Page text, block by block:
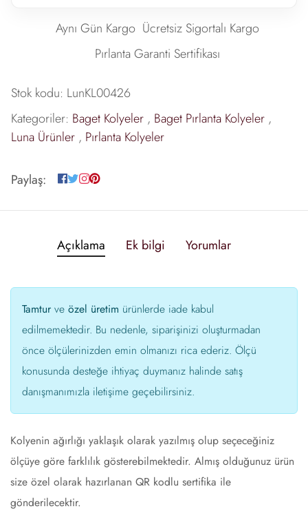
Aynı Gün Kargo Ücretsiz Sigortalı Kargo
Pırlanta Garanti Sertifikası
Stok kodu: LunKL00426
Kategoriler: Baget Kolyeler , Baget Pırlanta Kolyeler ,
Luna Ürünler , Pırlanta Kolyeler
Paylaş:
Açıklama Ek bilgi Yorumlar
Tamtur ve özel üretim ürünlerde iade kabul
edilmemektedir. Bu nedenle, siparişinizi oluşturmadan
önce ölçülerinizden emin olmanızı rica ederiz. Ölçü
konusunda desteğe ihtiyaç duymanız halinde satış
danışmanımızla iletişime geçebilirsiniz.
Kolyenin ağırlığı yaklaşık olarak yazılmış olup seçeceğiniz
ölçüye göre farklılık gösterebilmektedir. Almış olduğunuz ürün
size özel olarak hazırlanan QR kodlu sertifika ile
gönderilecektir.